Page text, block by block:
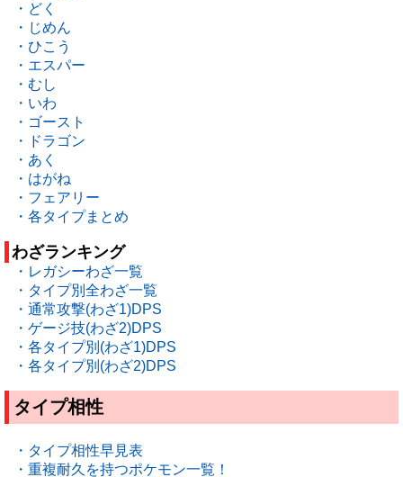
・どく
・じめん
・ひこう
・エスパー
・むし
・いわ
・ゴースト
・ドラゴン
・あく
・はがね
・フェアリー
・各タイプまとめ
わざランキング
・レガシーわざ一覧
・タイプ別全わざ一覧
・通常攻撃(わざ1)DPS
・ゲージ技(わざ2)DPS
・各タイプ別(わざ1)DPS
・各タイプ別(わざ2)DPS
タイプ相性
・タイプ相性早見表
・重複耐久を持つポケモン一覧！